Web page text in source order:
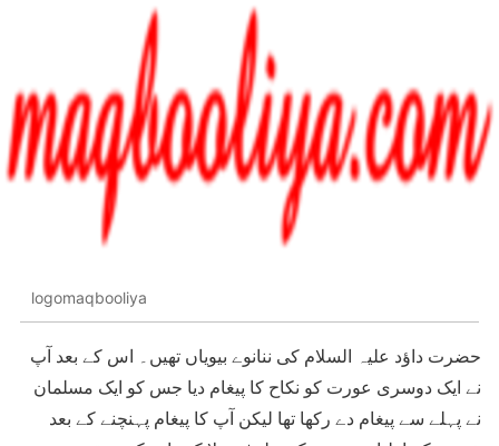
logomaqbooliya
حضرت داؤد علیہ السلام کی ننانوے بیویاں تھیں۔ اس کے بعد آپ
نے ایک دوسری عورت کو نکاح کا پیغام دیا جس کو ایک مسلمان
نے پہلے سے پیغام دے رکھا تھا لیکن آپ کا پیغام پہنچنے کے بعد